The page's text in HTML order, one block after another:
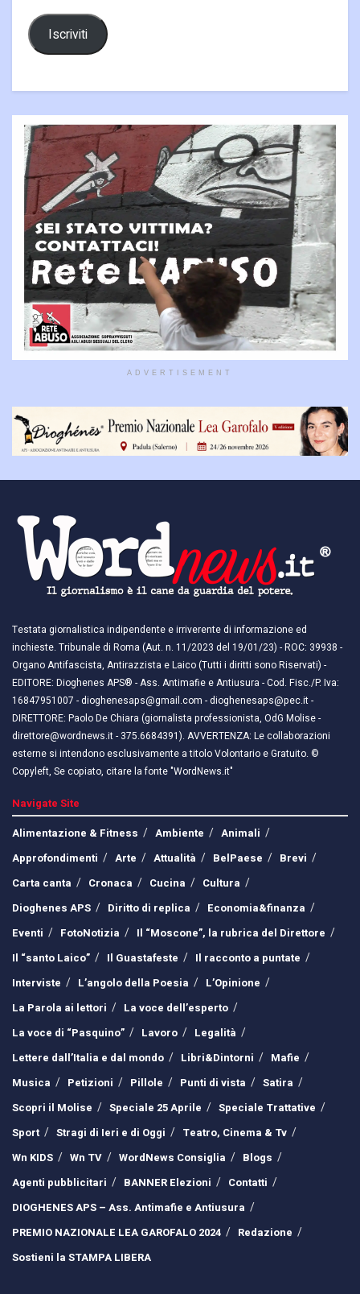
Iscriviti
ADVERTISEMENT
Testata giornalistica indipendente e irriverente di informazione ed
inchieste. Tribunale di Roma (Aut. n. 11/2023 del 19/01/23) - ROC: 39938 -
Organo Antifascista, Antirazzista e Laico (Tutti i diritti sono Riservati) -
EDITORE: Dioghenes APS® - Ass. Antimafie e Antiusura - Cod. Fisc./P. Iva:
16847951007 - dioghenesaps@gmail.com - dioghenesaps@pec.it - ​​
DIRETTORE: Paolo De Chiara (giornalista professionista, OdG Molise -
direttore@wordnews.it - ​​375.6684391). AVVERTENZA: Le collaborazioni
esterne si intendono esclusivamente a titolo Volontario e Gratuito. ©
Copyleft, Se copiato, citare la fonte "WordNews.it"
Navigate Site
Alimentazione & Fitness
Ambiente
Animali
Approfondimenti
Arte Attualità BelPaese
Brevi
Carta canta
Cronaca Cucina
Cultura
Dioghenes APS
Diritto di replica
Economia&finanza
Eventi
FotoNotizia
Il “Moscone”, la rubrica del Direttore
Il “santo Laico”
Il Guastafeste
Il racconto a puntate
Interviste
L’angolo della Poesia
L’Opinione
La Parola ai lettori
La voce dell’esperto
La voce di “Pasquino”
Lavoro
Legalità
Lettere dall’Italia e dal mondo
Libri&Dintorni
Mafie
Musica
Petizioni Pillole Punti di vista
Satira
Scopri il Molise
Speciale 25 Aprile
Speciale Trattative
Sport
Stragi di Ieri e di Oggi
Teatro, Cinema & Tv
Wn KIDS
Wn TV WordNews Consiglia
Blogs
Agenti pubblicitari
BANNER Elezioni
Contatti
DIOGHENES APS – Ass. Antimafie e Antiusura
PREMIO NAZIONALE LEA GAROFALO 2024
Redazione
Sostieni la STAMPA LIBERA